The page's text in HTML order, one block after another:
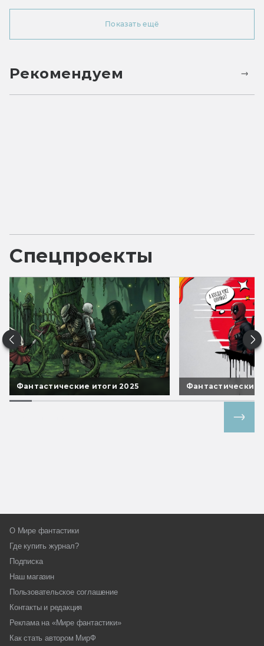
Показать ещё
Рекомендуем
Спецпроекты
Фантастические итоги 2025 Фантастические
О Мире фантастики
Где купить журнал?
Подписка
Наш магазин
Пользовательское соглашение
Контакты и редакция
Реклама на «Мире фантастики»
Как стать автором МирФ